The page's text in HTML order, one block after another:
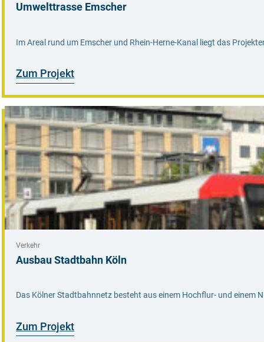
Umwelttrasse Emscher
Im Areal rund um Emscher und Rhein-Herne-Kanal liegt das
Zum Projekt
Verkehr
Ausbau Stadtbahn Köln
Das Kölner Stadtbahnnetz besteht aus einem Hochflur- und
Zum Projekt